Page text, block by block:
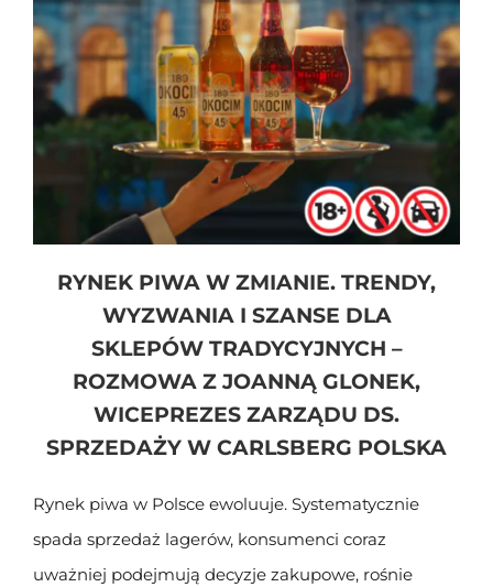
RYNEK PIWA W ZMIANIE. TRENDY,
WYZWANIA I SZANSE DLA
SKLEPÓW TRADYCYJNYCH –
ROZMOWA Z JOANNĄ GLONEK,
WICEPREZES ZARZĄDU DS.
SPRZEDAŻY W CARLSBERG POLSKA
Rynek piwa w Polsce ewoluuje. Systematycznie
spada sprzedaż lagerów, konsumenci coraz
uważniej podejmują decyzje zakupowe, rośnie